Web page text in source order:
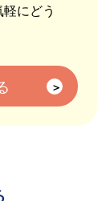
にどう